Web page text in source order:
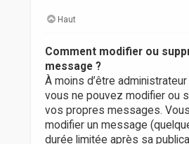
Haut
Comment modifier ou
message ?
À moins d’être
vous ne pouvez modifier ou
vos propres messages.
modifier un message
durée limitée après sa